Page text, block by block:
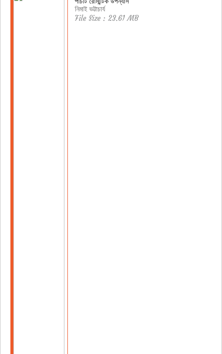
নিমাই ভট্টাচার্য
File Size : 23.61 MB